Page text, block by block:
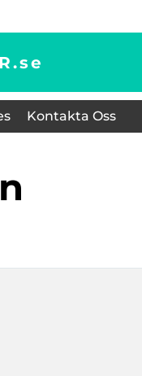
se
Kontakta Oss